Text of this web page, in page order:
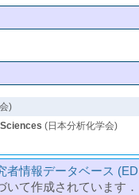
)
(日本分析化学会)
者情報データベース
いて作成されています